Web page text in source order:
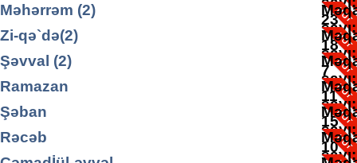
3
23
Məhərrəm (2)
18
Zi-qə`də(2)
7
Şəvval (2)
11
Ramazan
15
Şəban
10
Rəcəb